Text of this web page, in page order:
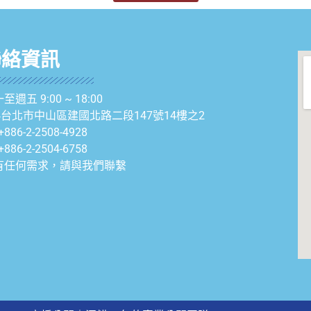
資訊
至週五 9:00 ~ 18:00
北市中山區建國北路二段147號14樓之2
2-2508-4928
2-2504-6758
任何需求，請與我們聯繫